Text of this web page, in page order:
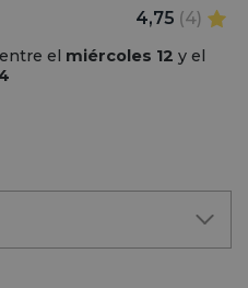
4,75 (4)
el miércoles 12 y el